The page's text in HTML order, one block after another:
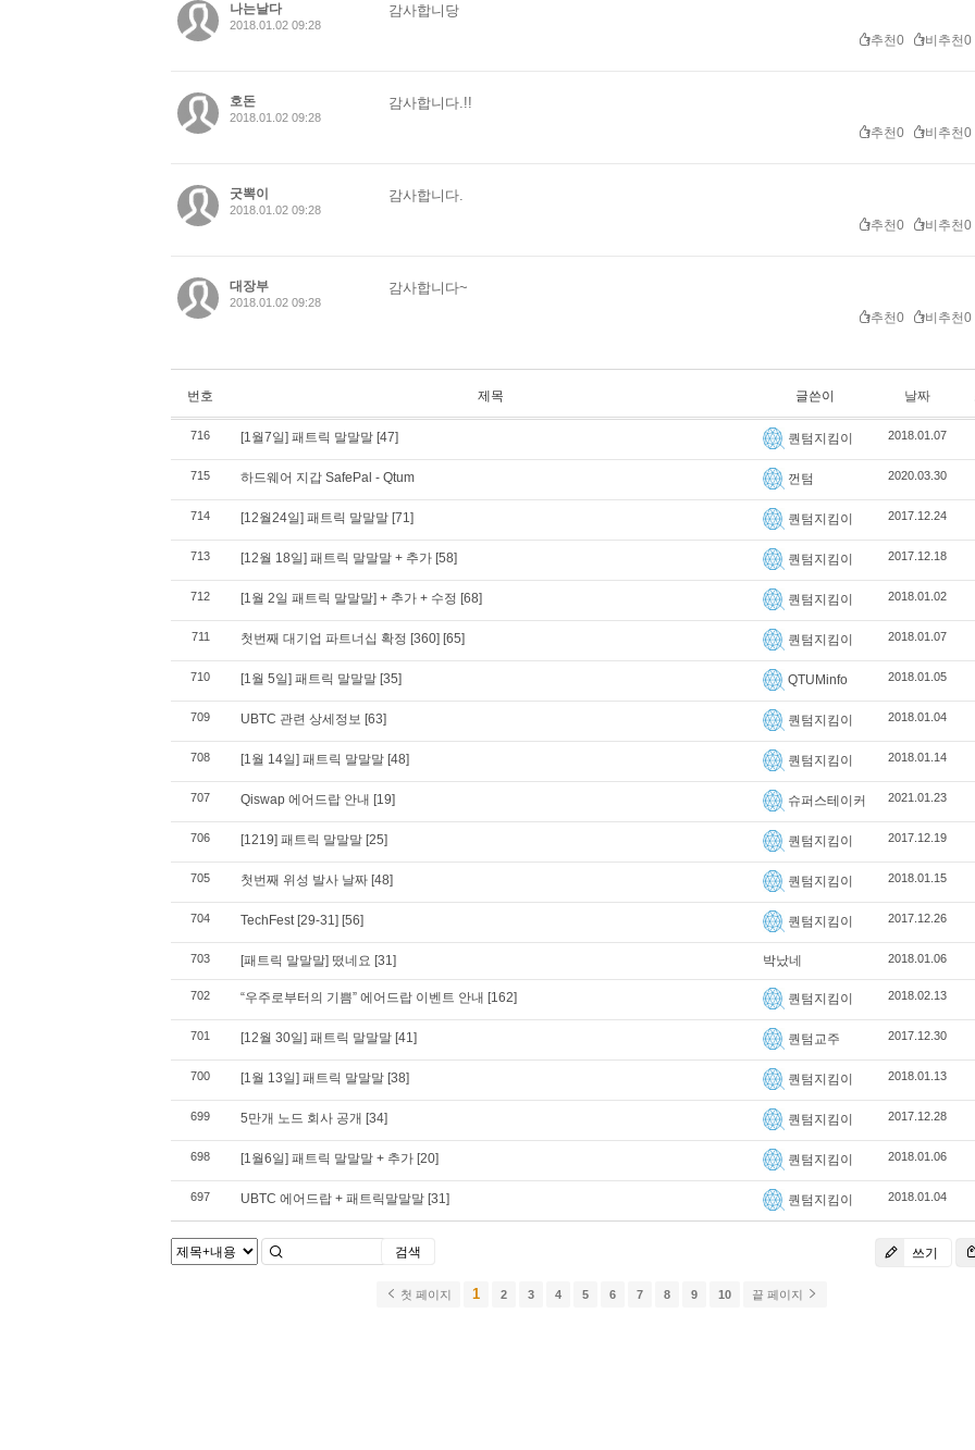
나는날다
2018.01.02 09:28
감사합니당
추천0 비추천0
호돈
2018.01.02 09:28
감사합니다.!!
추천0 비추천0
굿뽁이
2018.01.02 09:28
감사합니다.
추천0 비추천0
대장부
2018.01.02 09:28
감사합니다~
추천0 비추천0
번호 제목 글쓴이 날짜
716 [1월7일] 패트릭 말말말 [47] 퀀텀지킴이 2018.01.07
715 하드웨어 지갑 SafePal - Qtum 껀텀 2020.03.30
714 [12월24일] 패트릭 말말말 [71] 퀀텀지킴이 2017.12.24
713 [12월 18일] 패트릭 말말말 + 추가 [58] 퀀텀지킴이 2017.12.18
712 [1월 2일 패트릭 말말말] + 추가 + 수정 [68] 퀀텀지킴이 2018.01.02
711 첫번째 대기업 파트너십 확정 [360] [65] 퀀텀지킴이 2018.01.07
710 [1월 5일] 패트릭 말말말 [35] QTUMinfo 2018.01.05
709 UBTC 관련 상세정보 [63] 퀀텀지킴이 2018.01.04
708 [1월 14일] 패트릭 말말말 [48] 퀀텀지킴이 2018.01.14
707 Qiswap 에어드랍 안내 [19] 슈퍼스테이커 2021.01.23
706 [1219] 패트릭 말말말 [25] 퀀텀지킴이 2017.12.19
705 첫번째 위성 발사 날짜 [48] 퀀텀지킴이 2018.01.15
704 TechFest [29-31] [56] 퀀텀지킴이 2017.12.26
703 [패트릭 말말말] 떴네요 [31] 박났네 2018.01.06
702 “우주로부터의 기쁨” 에어드랍 이벤트 안내 [162] 퀀텀지킴이 2018.02.13
701 [12월 30일] 패트릭 말말말 [41] 퀀텀교주 2017.12.30
700 [1월 13일] 패트릭 말말말 [38] 퀀텀지킴이 2018.01.13
699 5만개 노드 회사 공개 [34] 퀀텀지킴이 2017.12.28
698 [1월6일] 패트릭 말말말 + 추가 [20] 퀀텀지킴이 2018.01.06
697 UBTC 에어드랍 + 패트릭말말말 [31] 퀀텀지킴이 2018.01.04
쓰기
검색
첫 페이지 1 2 3 4 5 6 7 8 9 10 끝 페이지